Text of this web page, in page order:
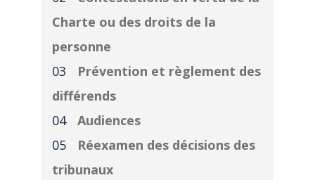
Charte ou des droits de la
personne
Prévention et règlement des
différends
Audiences
Réexamen des décisions des
tribunaux